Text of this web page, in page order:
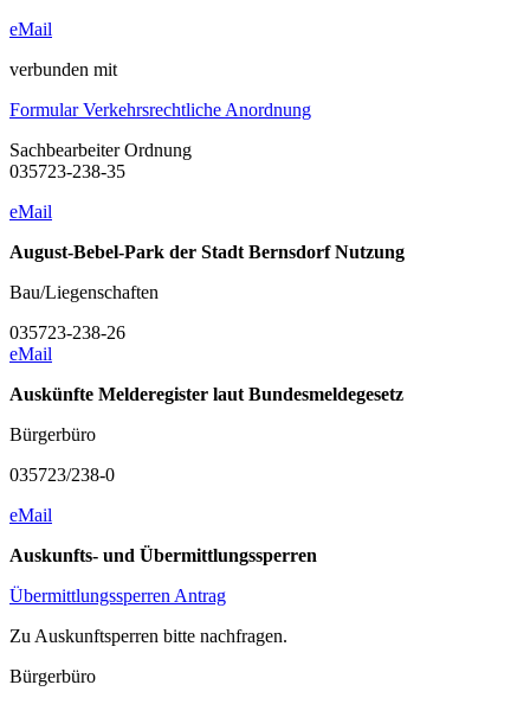
eMail
verbunden mit
Formular Verkehrsrechtliche Anordnung
Sachbearbeiter Ordnung
035723-238-35
eMail
August-Bebel-Park der Stadt Bernsdorf Nutzung
Bau/Liegenschaften
035723-238-26
eMail
Auskünfte Melderegister laut Bundesmeldegesetz
Bürgerbüro
035723/238-0
eMail
Auskunfts- und Übermittlungssperren
Übermittlungssperren Antrag
Zu Auskunftsperren bitte nachfragen.
Bürgerbüro